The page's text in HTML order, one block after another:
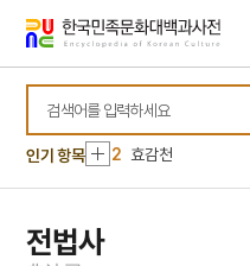
바로가기
바로가기
인기 항목
10 김령
1 금성대군
2 효감천
3 세조
전법사